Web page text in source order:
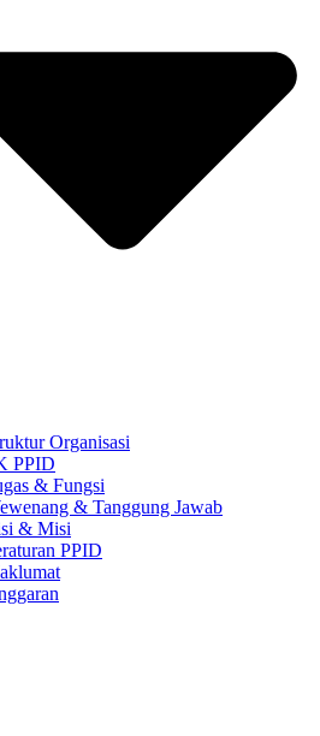
Organisasi
PPID
& Fungsi
& Tanggung Jawab
& Misi
PPID